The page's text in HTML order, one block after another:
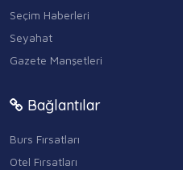
Seçim Haberleri
Seyahat
Gazete Manşetleri
Bağlantılar
Burs Fırsatları
Otel Fırsatları